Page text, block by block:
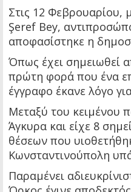
Στις 12 Φεβρουαρίου,
Şeref Bey,
αποφασίστηκε η
Όπως έχει σημειωθεί
πρώτη φορά που ένα
έγγραφο έκανε λόγο
Μεταξύ του κειμένου
Άγκυρα και είχε 8
θέσεων που
Κωνσταντινούπολη
Παραμένει